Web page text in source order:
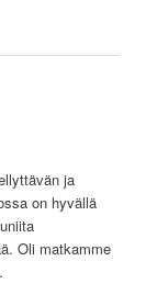
ja
on hyvällä
Oli matkamme